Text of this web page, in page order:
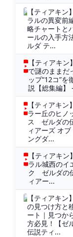
【ティアキン
ラルの異変前
略チャートと
ールの入手方
ルダ テ...
【ティアキン
で謎のままだ
ップ“12コ”を
説【総集編】
【ティアキン
ラー丘のヒノ
ス ゼルダの
ィアーズ オブ
ングダ...
【ティアキン
ラル城西のイ
ク ゼルダの
ィアー...
【ティアキン
の見つけ方と
ート｜見つか
方必見！【ゼ
伝説ティ...